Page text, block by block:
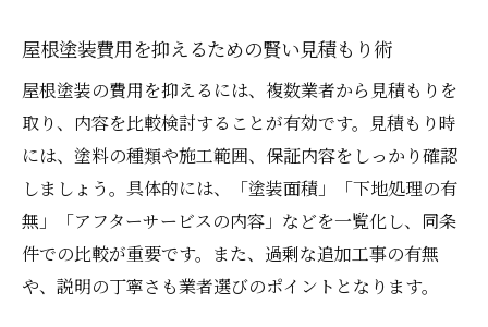
屋根塗装費用を抑えるための賢い見積もり術
屋根塗装の費用を抑えるには、複数業者から見積もりを
取り、内容を比較検討することが有効です。見積もり時
には、塗料の種類や施工範囲、保証内容をしっかり確認
しましょう。具体的には、「塗装面積」「下地処理の有
無」「アフターサービスの内容」などを一覧化し、同条
件での比較が重要です。また、過剰な追加工事の有無
や、説明の丁寧さも業者選びのポイントとなります。